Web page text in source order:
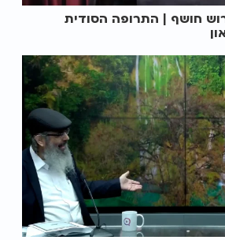
חושף | התרופה הסודית